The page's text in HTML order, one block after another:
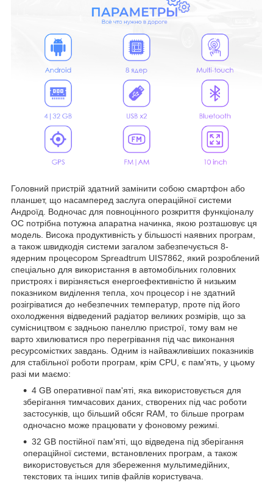
Головний пристрій здатний замінити собою смартфон або
планшет, що насамперед заслуга операційної системи
Андроїд. Водночас для повноцінного розкриття функціоналу
ОС потрібна потужна апаратна начинка, якою розташовує ця
модель. Висока продуктивність у більшості наявних програм,
а також швидкодія системи загалом забезпечується 8-
ядерним процесором Spreadtrum UIS7862, який розроблений
спеціально для використання в автомобільних головних
пристроях і вирізняється енергоефективністю й низьким
показником виділення тепла, хоч процесор і не здатний
розігріватися до небезпечних температур, проте під його
охолодження відведений радіатор великих розмірів, що за
сумісництвом є задньою панеллю пристрої, тому вам не
варто хвилюватися про перегрівання під час виконання
ресурсомістких завдань. Одним із найважливіших показників
для стабільної роботи програм, крім CPU, є пам'ять, у цьому
разі ми маємо:
4 GB оперативної пам'яті, яка використовується для
зберігання тимчасових даних, створених під час роботи
застосунків, що більший обсяг RAM, то більше програм
одночасно може працювати у фоновому режимі.
32 GB постійної пам'яті, що відведена під зберігання
операційної системи, встановлених програм, а також
використовується для збереження мультимедійних,
текстових та інших типів файлів користувача.